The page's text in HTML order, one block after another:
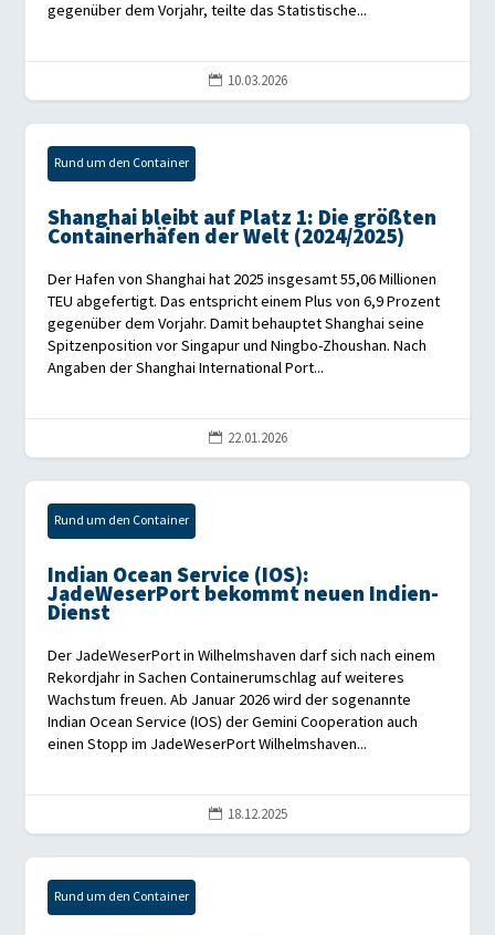
gegenüber dem Vorjahr, teilte das Statistische...
 10.03.2026
Rund um den Container
Shanghai bleibt auf Platz 1: Die größten
Containerhäfen der Welt (2024/2025)
Der Hafen von Shanghai hat 2025 insgesamt 55,06 Millionen
TEU abgefertigt. Das entspricht einem Plus von 6,9 Prozent
gegenüber dem Vorjahr. Damit behauptet Shanghai seine
Spitzenposition vor Singapur und Ningbo-Zhoushan. Nach
Angaben der Shanghai International Port...
 22.01.2026
Rund um den Container
Indian Ocean Service (IOS):
JadeWeserPort bekommt neuen Indien-
Dienst
Der JadeWeserPort in Wilhelmshaven darf sich nach einem
Rekordjahr in Sachen Containerumschlag auf weiteres
Wachstum freuen. Ab Januar 2026 wird der sogenannte
Indian Ocean Service (IOS) der Gemini Cooperation auch
einen Stopp im JadeWeserPort Wilhelmshaven...
 18.12.2025
Rund um den Container